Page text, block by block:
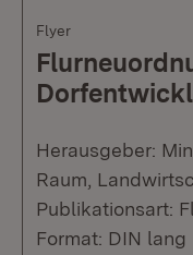
Flyer
Herausgeber:
Raum,
Publikationsart:
Format: DIN lang